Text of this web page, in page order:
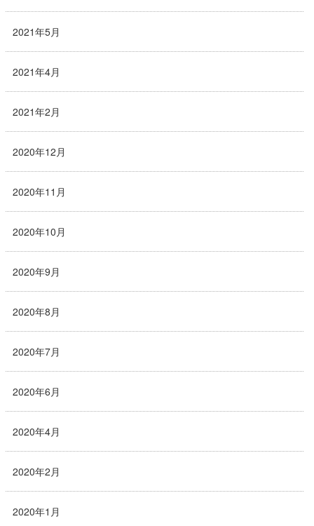
2021年5月
2021年4月
2021年2月
2020年12月
2020年11月
2020年10月
2020年9月
2020年8月
2020年7月
2020年6月
2020年4月
2020年2月
2020年1月